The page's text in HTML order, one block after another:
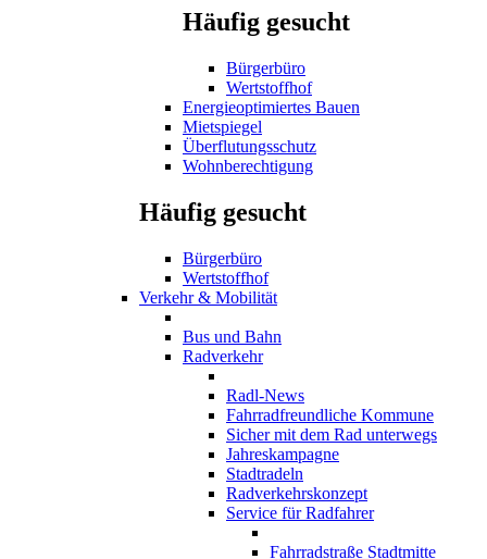
Häufig gesucht
Bürgerbüro
Wertstoffhof
Energieoptimiertes Bauen
Mietspiegel
Überflutungsschutz
Wohnberechtigung
Häufig gesucht
Bürgerbüro
Wertstoffhof
Verkehr & Mobilität
Bus und Bahn
Radverkehr
Radl-News
Fahrradfreundliche Kommune
Sicher mit dem Rad unterwegs
Jahreskampagne
Stadtradeln
Radverkehrskonzept
Service für Radfahrer
Fahrradstraße Stadtmitte